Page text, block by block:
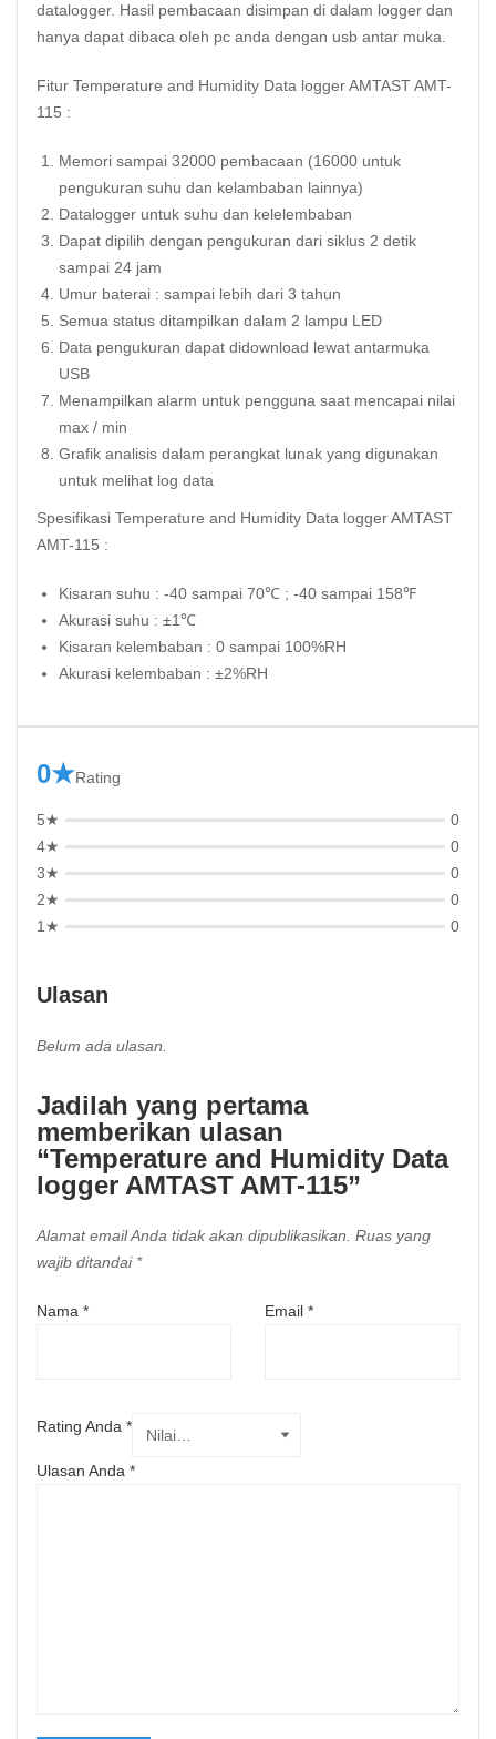
datalogger. Hasil pembacaan disimpan di dalam logger dan
hanya dapat dibaca oleh pc anda dengan usb antar muka.
Fitur Temperature and Humidity Data logger AMTAST AMT-
115 :
Memori sampai 32000 pembacaan (16000 untuk
pengukuran suhu dan kelambaban lainnya)
Datalogger untuk suhu dan kelelembaban
Dapat dipilih dengan pengukuran dari siklus 2 detik
sampai 24 jam
Umur baterai : sampai lebih dari 3 tahun
Semua status ditampilkan dalam 2 lampu LED
Data pengukuran dapat didownload lewat antarmuka
USB
Menampilkan alarm untuk pengguna saat mencapai nilai
max / min
Grafik analisis dalam perangkat lunak yang digunakan
untuk melihat log data
Spesifikasi Temperature and Humidity Data logger AMTAST
AMT-115 :
Kisaran suhu : -40 sampai 70℃ ; -40 sampai 158℉
Akurasi suhu : ±1℃
Kisaran kelembaban : 0 sampai 100%RH
Akurasi kelembaban : ±2%RH
0★Rating
5★
0
4★
0
3★
0
2★
0
1★
0
Ulasan
Belum ada ulasan.
Jadilah yang pertama
memberikan ulasan
“Temperature and Humidity Data
logger AMTAST AMT-115”
Alamat email Anda tidak akan dipublikasikan. Ruas yang
wajib ditandai *
Nama * Email *
Rating Anda *
Ulasan Anda *